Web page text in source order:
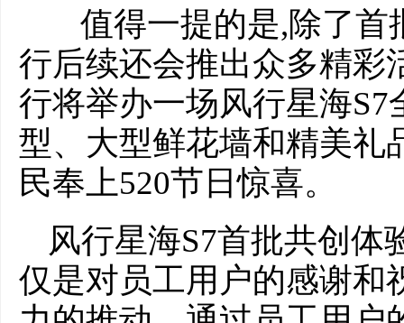
值得一提的是,除了首
行后续还会推出众多精彩
行将举办一场风行星海
型、大型鲜花墙和精美礼
民奉上520节日惊喜。
风行星海S7首批共创体
仅是对员工用户的感谢和